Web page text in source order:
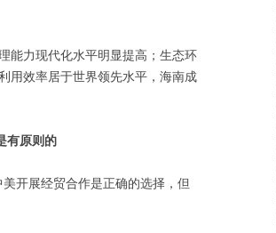
能力现代化水平明显提高；生态环
用效率居于世界领先水平，海南成
有原则的
开展经贸合作是正确的选择，但